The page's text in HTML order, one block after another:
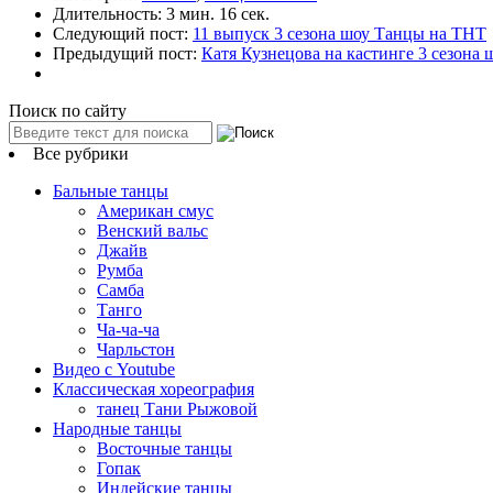
Длительность: 3 мин. 16 сек.
Следующий пост: 11 выпуск 3 сезона шоу Танцы на ТНТ
Предыдущий пост: Катя Кузнецова на кастинге 3
Поиск по сайту
Все рубрики
Бальные танцы
Американ смус
Венский вальс
Джайв
Румба
Самба
Танго
Ча-ча-ча
Чарльстон
Видео с Youtube
Классическая хореография
танец Тани Рыжовой
Народные танцы
Восточные танцы
Гопак
Индейские танцы